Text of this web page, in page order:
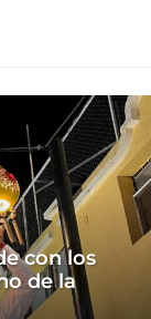
con los
de la